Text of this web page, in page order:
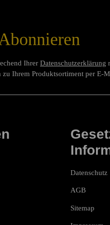
Ihrer Datenschutzerklärung
Ihrem Produktsortiment per E-
Datenschutz
AGB
Sitemap